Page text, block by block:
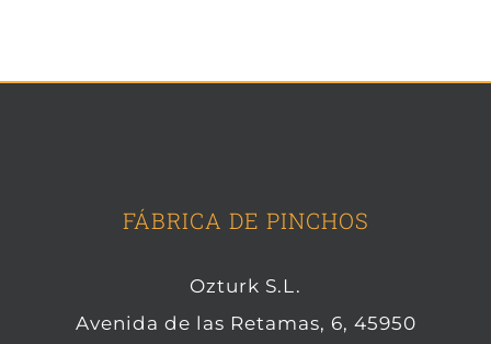
FÁBRICA DE PINCHOS
Ozturk S.L.
Avenida de las Retamas, 6, 45950